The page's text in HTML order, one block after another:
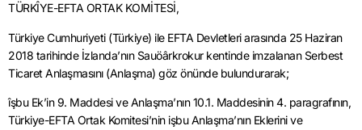
TÜRKÎYE-EFTA ORTAK KOMİTESİ,
Türkiye Cumhuriyeti (Türkiye) ile EFTA Devletleri arasında 25 Haziran
2018 tarihinde İzlanda’nın Sauöârkrokur kentinde imzalanan Serbest
Ticaret Anlaşmasını (Anlaşma) göz önünde bulundurarak;
îşbu Ek’in 9. Maddesi ve Anlaşma’nın 10.1. Maddesinin 4. paragrafının,
Türkiye-EFTA Ortak Komitesi’nin işbu Anlaşma’nın Eklerini ve